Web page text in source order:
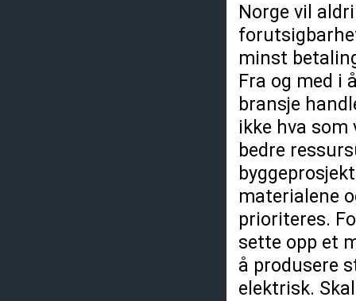
Norge vil
minst
Fra og med i
bransje
ikke hva
bedre
materialene
prioriteres.
sette opp et
å produsere
elektrisk.